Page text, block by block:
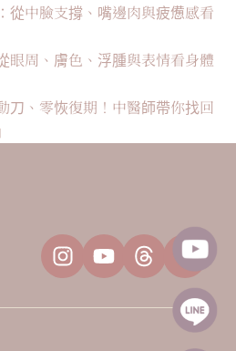
從中臉支撐、嘴邊肉與疲憊感看
眼周、膚色、浮腫與表情看身體
刀、零恢復期！中醫師帶你找回